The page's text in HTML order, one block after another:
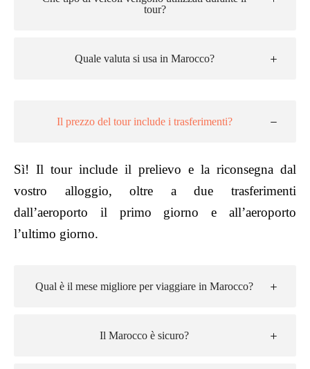
tour?
Quale valuta si usa in Marocco?
Il prezzo del tour include i trasferimenti?
Sì! Il tour include il prelievo e la riconsegna dal
vostro alloggio, oltre a due trasferimenti
dall’aeroporto il primo giorno e all’aeroporto
l’ultimo giorno.
Qual è il mese migliore per viaggiare in Marocco?
Il Marocco è sicuro?